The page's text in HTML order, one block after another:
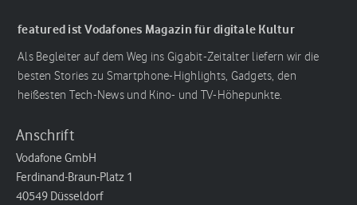
featured ist Vodafones Magazin für digitale Kultur
Als Begleiter auf dem Weg ins Gigabit-Zeitalter liefern wir die
besten Stories zu Smartphone-Highlights, Gadgets, den
heißesten Tech-News und Kino- und TV-Höhepunkte.
Anschrift
Vodafone GmbH
Ferdinand-Braun-Platz 1
40549 Düsseldorf